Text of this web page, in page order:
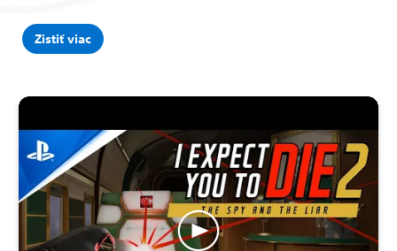
Zistiť viac